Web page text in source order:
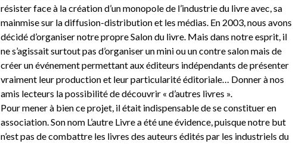
résister face à la création d’un monopole de l’industrie du livre avec, sa
mainmise sur la diffusion-distribution et les médias. En 2003, nous avons
décidé d’organiser notre propre Salon du livre. Mais dans notre esprit, il
ne s’agissait surtout pas d’organiser un mini ou un contre salon mais de
créer un événement permettant aux éditeurs indépendants de présenter
vraiment leur production et leur particularité éditoriale… Donner à nos
amis lecteurs la possibilité de découvrir « d’autres livres ».
Pour mener à bien ce projet, il était indispensable de se constituer en
association. Son nom L’autre Livre a été une évidence, puisque notre but
n’est pas de combattre les livres des auteurs édités par les industriels du